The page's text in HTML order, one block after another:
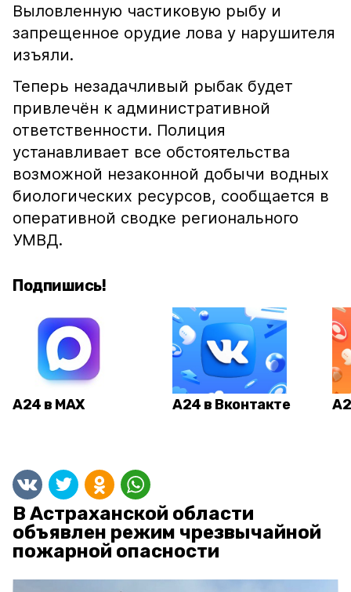
Выловленную частиковую рыбу и
запрещенное орудие лова у нарушителя
изъяли.
Теперь незадачливый рыбак будет
привлечён к административной
ответственности. Полиция
устанавливает все обстоятельства
возможной незаконной добычи водных
биологических ресурсов, сообщается в
оперативной сводке регионального
УМВД.
Подпишись!
А24 в MAX А24 в Вконтакте
В Астраханской области
объявлен режим чрезвычайной
пожарной опасности